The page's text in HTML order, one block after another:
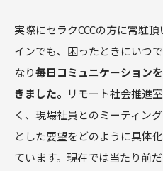
実際にセラクCCCの方に常駐
インでも、困ったときにいつ
なり毎日コミュニケーション
きました。 リモート社会推進
く、現場社員とのミーティン
とした要望をどのように具体
ています。現在では当たり前